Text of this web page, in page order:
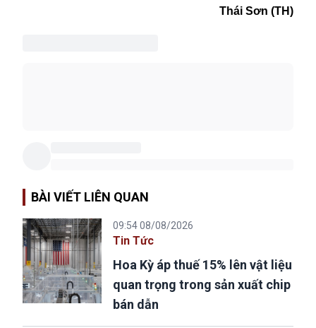
Thái Sơn (TH)
BÀI VIẾT LIÊN QUAN
09:54 08/08/2026
Tin Tức
Hoa Kỳ áp thuế 15% lên vật liệu
quan trọng trong sản xuất chip
bán dẫn